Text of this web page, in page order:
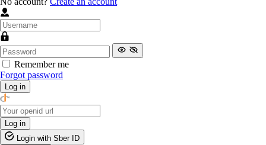
Remember me
Forgot password
Log in
Log in
Login with Sber ID